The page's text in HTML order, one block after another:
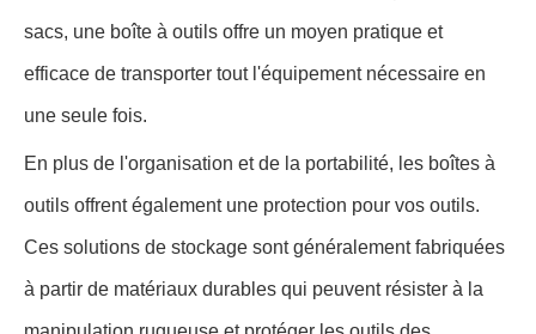
sacs, une boîte à outils offre un moyen pratique et
efficace de transporter tout l'équipement nécessaire en
une seule fois.
En plus de l'organisation et de la portabilité, les boîtes à
outils offrent également une protection pour vos outils.
Ces solutions de stockage sont généralement fabriquées
à partir de matériaux durables qui peuvent résister à la